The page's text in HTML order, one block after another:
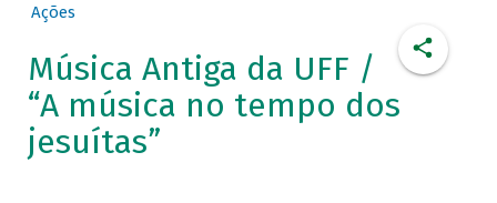
Ações
Música Antiga da UFF /
“A música no tempo dos
jesuítas”